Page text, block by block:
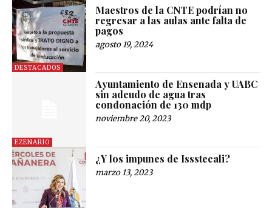
DESTACADOS
Maestros de la CNTE podrían no
regresar a las aulas ante falta de
pagos
agosto 19, 2024
EZENARIO
Ayuntamiento de Ensenada y UABC
sin adeudo de agua tras
condonación de 130 mdp
noviembre 20, 2023
¿Y los impunes de Issstecali?
marzo 13, 2023